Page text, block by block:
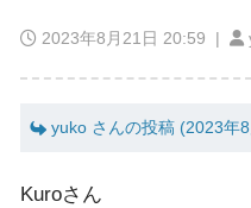
2023年8月21日 20:59 |
yuko さんの投稿 (2023年
Kuroさん